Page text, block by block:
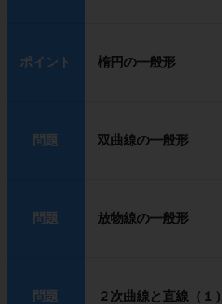
ポイント 楕円の一般形
問題 双曲線の一般形
問題 放物線の一般形
問題 ２次曲線と直線（１）